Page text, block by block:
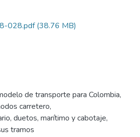
028.pdf(38.76 MB)
de transporte para Colombia,
carretero,
duetos, marítimo y cabotaje,
tramos